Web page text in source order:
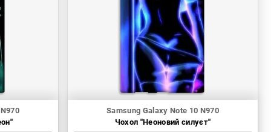
Samsung Galaxy Note 10 N970
Чохол "Неоновий силуєт"